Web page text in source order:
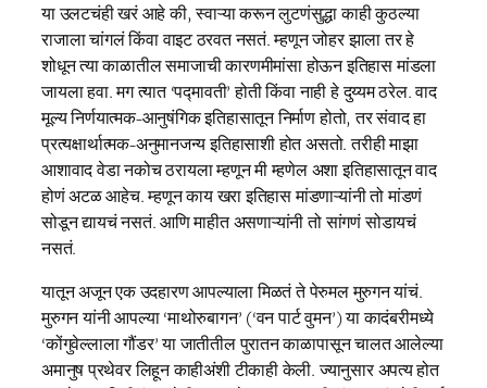
या उलटचंही खरं आहे की, स्वाऱ्या करून लुटणंसुद्धा काही कुठल्या
राजाला चांगलं किंवा वाइट ठरवत नसतं. म्हणून जोहर झाला तर हे
शोधून त्या काळातील समाजाची कारणमीमांसा होऊन इतिहास मांडला
जायला हवा. मग त्यात ‘पद्मावती’ होती किंवा नाही हे दुय्यम ठरेल. वाद
मूल्य निर्णयात्मक-आनुषंगिक इतिहासातून निर्माण होतो, तर संवाद हा
प्रत्यक्षार्थात्मक-अनुमानजन्य इतिहासाशी होत असतो. तरीही माझा
आशावाद वेडा नकोच ठरायला म्हणून मी म्हणेल अशा इतिहासातून वाद
होणं अटळ आहेच. म्हणून काय खरा इतिहास मांडणाऱ्यांनी तो मांडणं
सोडून द्यायचं नसतं. आणि माहीत असणाऱ्यांनी तो सांगणं सोडायचं
नसतं.
यातून अजून एक उदहारण आपल्याला मिळतं ते पेरुमल मुरुगन यांचं.
मुरुगन यांनी आपल्या ‘माथोरुबागन’ (‘वन पार्ट वुमन’) या कादंबरीमध्ये
‘कोंगुवेल्लाला गौंडर’ या जातीतील पुरातन काळापासून चालत आलेल्या
अमानुष प्रथेवर लिहून काहीअंशी टीकाही केली. ज्यानुसार अपत्य होत